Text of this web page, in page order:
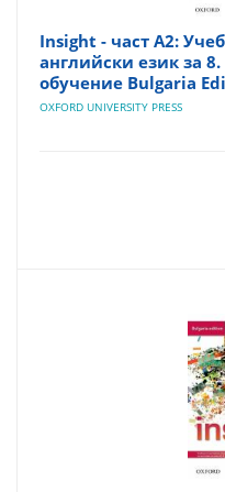
Insight - част A2:
английски език за
обучение Bulgaria
OXFORD UNIVERSITY PRESS